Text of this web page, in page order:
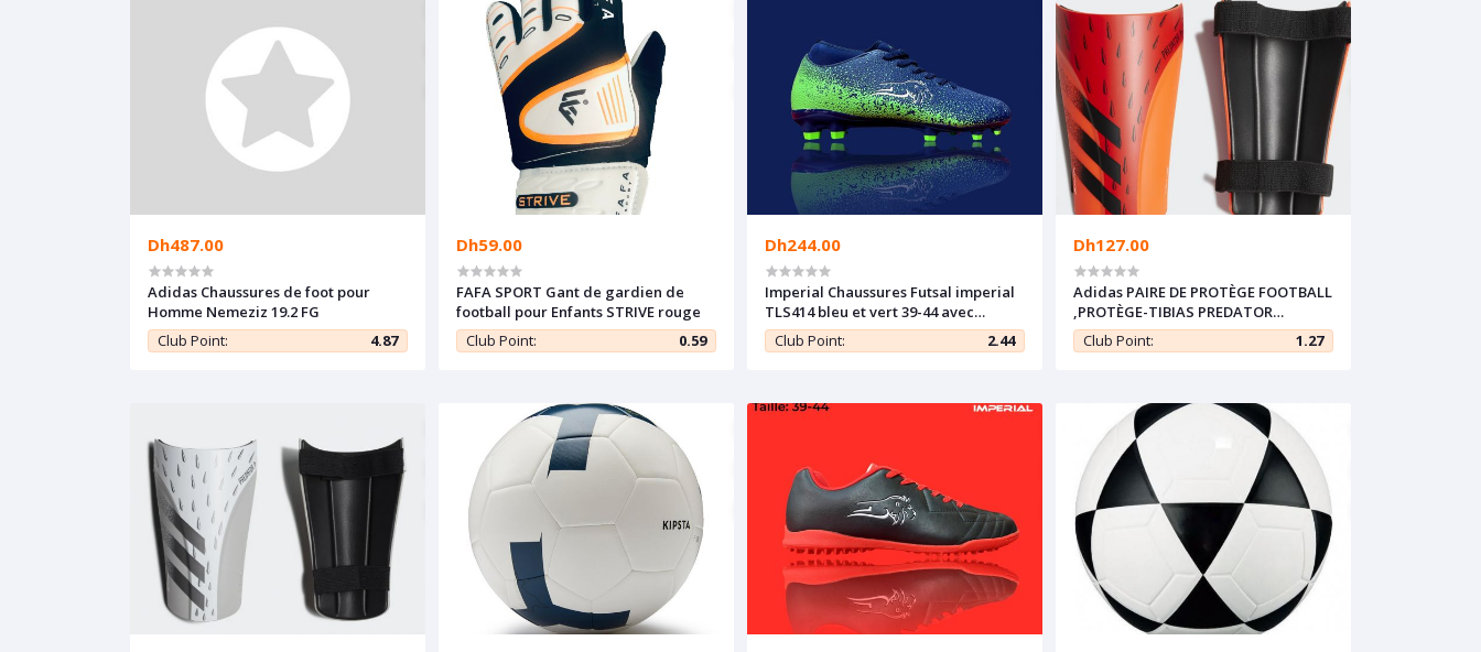
Dh487.00
Adidas Chaussures de foot pour
Homme Nemeziz 19.2 FG
Club Point:
4.87
Dh59.00
FAFA SPORT Gant de gardien de
football pour Enfants STRIVE rouge
Club Point:
0.59
Dh244.00
Imperial Chaussures Futsal imperial
TLS414 bleu et vert 39-44 avec
crampons
Club Point: 2.44
Dh127.00
Adidas PAIRE DE PROTÈGE FOOTBALL
,PROTÈGE-TIBIAS PREDATOR
TRAINING rouge Taille L : 43-45
Club Point: 1.27